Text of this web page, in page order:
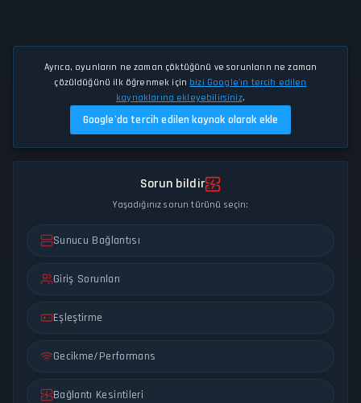
Ayrıca, oyunların ne zaman çöktüğünü ve sorunların ne zaman
çözüldüğünü ilk öğrenmek için bizi Google'ın tercih edilen
kaynaklarına ekleyebilirsiniz.
Google'da tercih edilen kaynak olarak ekle
Sorun bildir
Yaşadığınız sorun türünü seçin:
Sunucu Bağlantısı
Giriş Sorunları
Eşleştirme
Gecikme/Performans
Bağlantı Kesintileri